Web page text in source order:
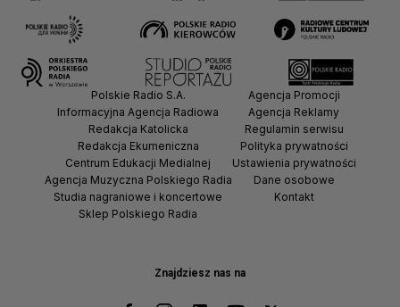
Znajdziesz nas na
Polskie Radio S.A.
Informacyjna Agencja Radiowa
Redakcja Katolicka
Redakcja Ekumeniczna
Centrum Edukacji Medialnej
Agencja Muzyczna Polskiego Radia
Studia nagraniowe i koncertowe
Sklep Polskiego Radia
Agencja Promocji
Agencja Reklamy
Regulamin serwisu
Polityka prywatności
Ustawienia prywatności
Dane osobowe
Kontakt